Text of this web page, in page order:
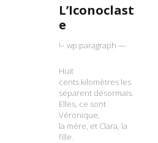
L’Iconoclast
e
!– wp:paragraph —
Huit
cents kilomètres les
séparent désormais.
Elles, ce sont
Véronique,
la mère, et Clara, la
fille.